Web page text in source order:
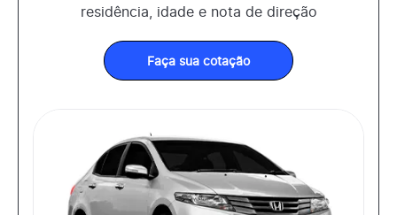
residência, idade e nota de direção
Faça sua cotação